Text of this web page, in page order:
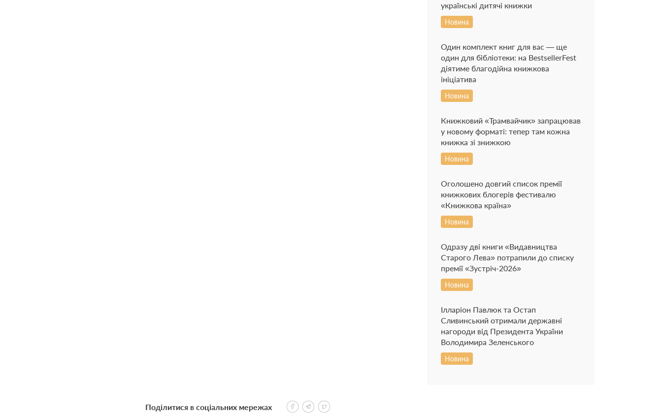
українські дитячі книжки
Новина
Один комплект книг для вас — ще
один для бібліотеки: на BestsellerFest
діятиме благодійна книжкова
ініціатива
Новина
Книжковий «Трамвайчик» запрацював
у новому форматі: тепер там кожна
книжка зі знижкою
Новина
Оголошено довгий список премії
книжкових блогерів фестивалю
«Книжкова країна»
Новина
Одразу дві книги «Видавництва
Старого Лева» потрапили до списку
премії «Зустріч-2026»
Новина
Ілларіон Павлюк та Остап
Сливинський отримали державні
нагороди від Президента України
Володимира Зеленського
Новина
Поділитися в соціальних мережах